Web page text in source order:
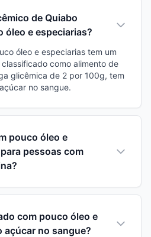
de Quiabo
óleo e especiarias?
óleo e especiarias tem um
como alimento de
glicêmica de 2 por 100g, tem
no sangue.
pouco óleo e
pessoas com
com pouco óleo e
açúcar no sangue?